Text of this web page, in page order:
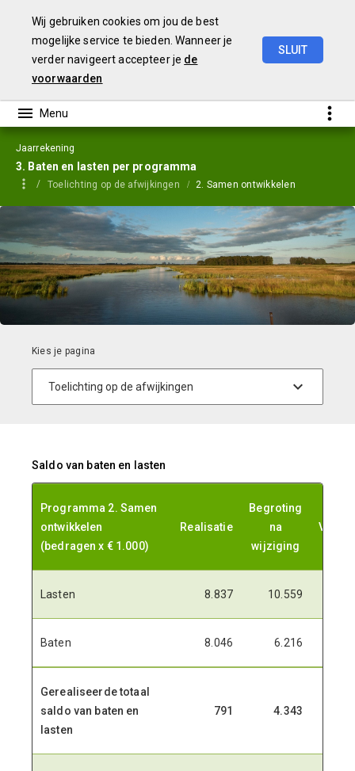
Wij gebruiken cookies om jou de best
mogelijke service te bieden. Wanneer je
verder navigeert accepteer je de
voorwaarden
SLUIT
Jaarrekening
3. Baten en lasten per programma
Toelichting op de afwijkingen 2. Samen ontwikkelen
Saldo van baten en lasten
Programma 2. Samen
ontwikkelen
(bedragen x € 1.000)
Realisatie
Begroting
na
wijziging
Lasten 8.837 10.559
Baten 8.046 6.216
Gerealiseerde totaal
saldo van baten en
lasten
791 4.343